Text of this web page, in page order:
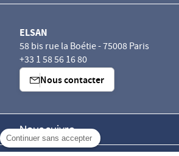
Continuer sans accepter
ELSAN
58 bis rue la Boétie - 75008 Paris
+33 1 58 56 16 80
Nous contacter
Nous suivre